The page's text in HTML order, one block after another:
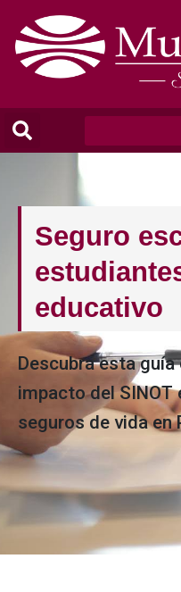
Seguro
educativo
Descubra esta
impacto del SINOT
seguros de vida en